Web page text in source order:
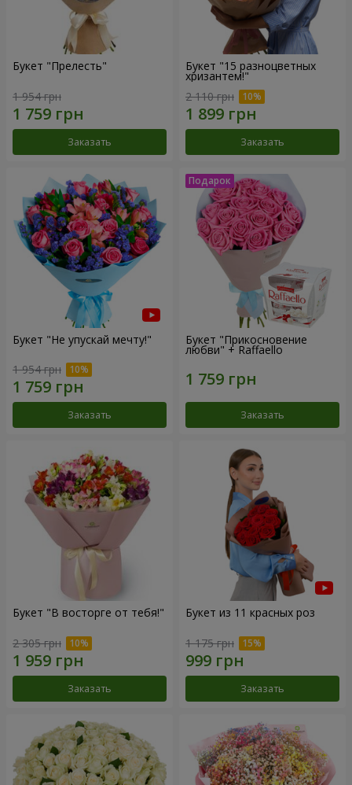
Букет "Прелесть"
1 954 грн
Заказать
Букет "15 разноцветных
хризантем!"
2 110 грн
Заказать
Букет "Не упускай мечту!"
1 954 грн
Заказать
Букет "Прикосновение
любви" + Raffaello
Заказать
Букет "В восторге от тебя!"
2 305 грн
Заказать
Букет из 11 красных роз
1 175 грн
Заказать